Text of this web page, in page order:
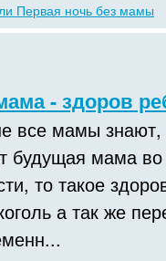
Первая ночь без мамы
- здоров
все мамы знают,
будущая мама
то такое
а так же